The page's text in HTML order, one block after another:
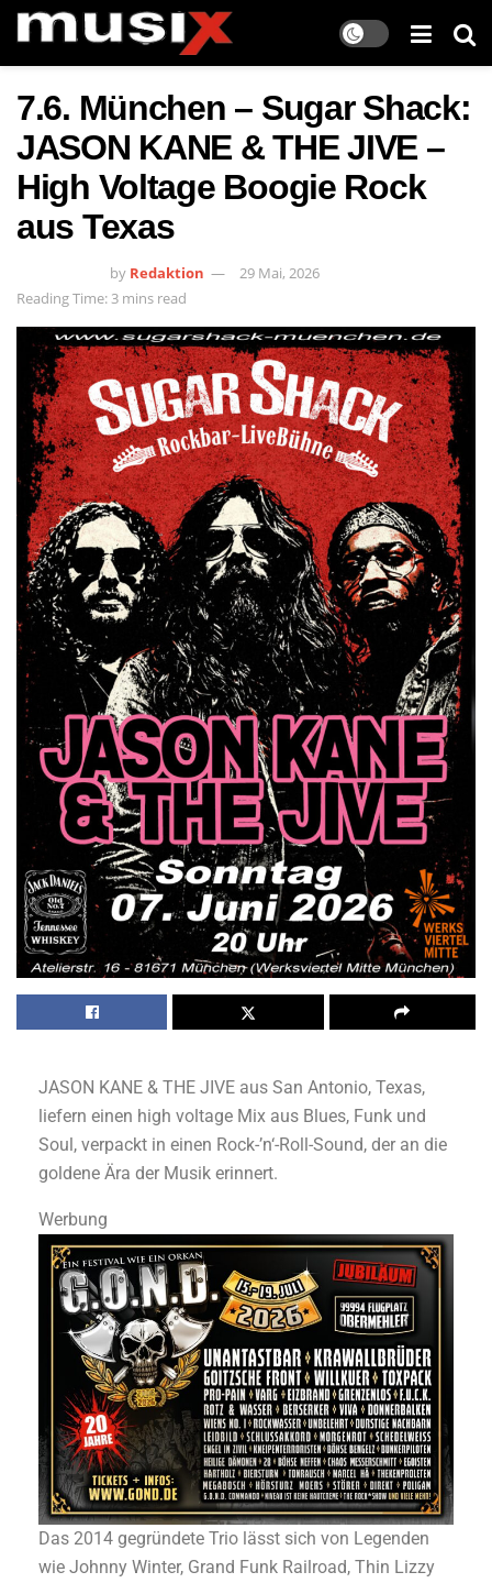
7.6. München – Sugar Shack:
JASON KANE & THE JIVE –
High Voltage Boogie Rock
aus Texas
by Redaktion
29 Mai, 2026
Reading Time: 3 mins read
JASON KANE & THE JIVE aus San Antonio, Texas,
liefern einen high voltage Mix aus Blues, Funk und
Soul, verpackt in einen Rock-’n‘-Roll-Sound, der an die
goldene Ära der Musik erinnert.
Werbung
Das 2014 gegründete Trio lässt sich von Legenden
wie Johnny Winter, Grand Funk Railroad, Thin Lizzy